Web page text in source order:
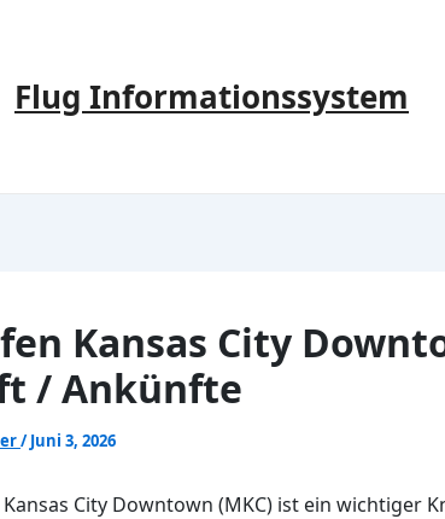
Flug Informationssystem
Kansas City
/ Ankünfte
/Juni 3, 2026
City Downtown (MKC) ist ein wichtiger